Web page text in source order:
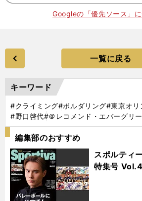
Googleの「優先ソース」
一覧に戻る
キーワード
#クライミング#ボルダリング#東京オリ
#野口啓代#＠レコメンド・エバーグリ
編集部のおすすめ
スポルティ
特集号